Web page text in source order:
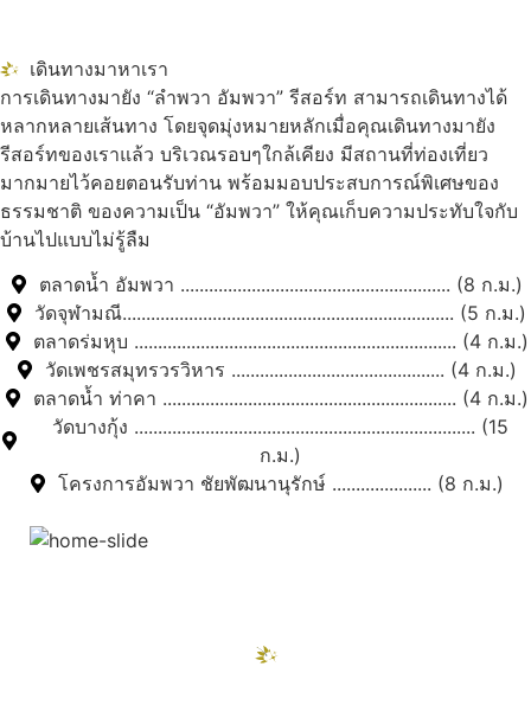
เดินทางมาหาเรา
การเดินทางมายัง “ลำพวา อัมพวา” รีสอร์ท สามารถเดินทางได้
หลากหลายเส้นทาง โดยจุดมุ่งหมายหลักเมื่อคุณเดินทางมายัง
รีสอร์ทของเราแล้ว บริเวณรอบๆใกล้เคียง มีสถานที่ท่องเที่ยว
มากมายไว้คอยตอนรับท่าน พร้อมมอบประสบการณ์พิเศษของ
ธรรมชาติ ของความเป็น “อัมพวา” ให้คุณเก็บความประทับใจกับ
บ้านไปแบบไม่รู้ลืม
ตลาดน้ำ อัมพวา ......................................................... (8 ก.ม.)
วัดจุฬามณี...................................................................... (5 ก.ม.)
ตลาดร่มหุบ .................................................................... (4 ก.ม.)
วัดเพชรสมุทรวรวิหาร ............................................. (4 ก.ม.)
ตลาดน้ำ ท่าคา .............................................................. (4 ก.ม.)
วัดบางกุ้ง ........................................................................ (15
ก.ม.)
โครงการอัมพวา ชัยพัฒนานุรักษ์ ..................... (8 ก.ม.)